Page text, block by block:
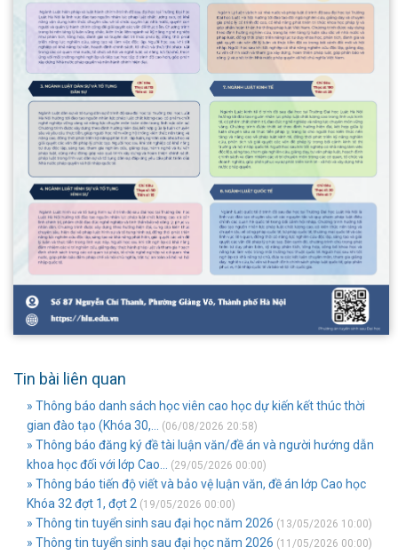
Tin bài liên quan
» Thông báo danh sách học viên cao học dự kiến kết thúc thời
gian đào tạo (Khóa 30,...
(06/08/2026 20:58)
» Thông báo đăng ký đề tài luận văn/đề án và người hướng dẫn
khoa học đối với lớp Cao...
(29/05/2026 00:00)
» Thông báo tiến độ viết và bảo vệ luận văn, đề án lớp Cao học
Khóa 32 đợt 1, đợt 2 (19/05/2026 00:00)
» Thông tin tuyển sinh sau đại học năm 2026 (13/05/2026 10:00)
» Thông tin tuyển sinh sau đại học năm 2026 (11/05/2026 00:00)